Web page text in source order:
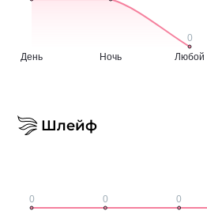
Шлейф